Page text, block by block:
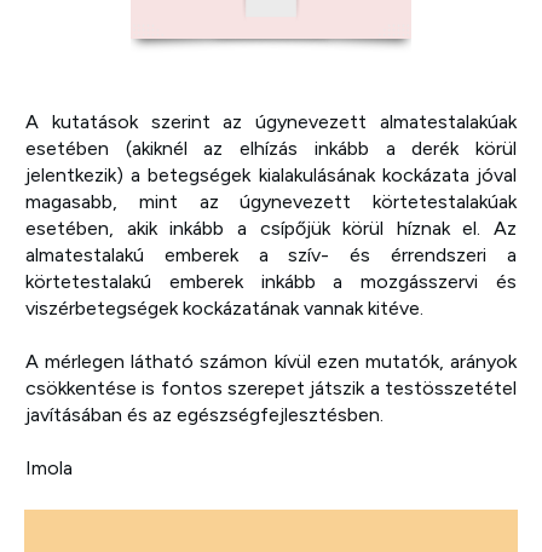
A kutatások szerint az úgynevezett almatestalakúak
esetében (akiknél az elhízás inkább a derék körül
jelentkezik) a betegségek kialakulásának kockázata jóval
magasabb, mint az úgynevezett körtetestalakúak
esetében, akik inkább a csípőjük körül híznak el. Az
almatestalakú emberek a szív- és érrendszeri a
körtetestalakú emberek inkább a mozgásszervi és
viszérbetegségek kockázatának vannak kitéve.
A mérlegen látható számon kívül ezen mutatók, arányok
csökkentése is fontos szerepet játszik a testösszetétel
javításában és az egészségfejlesztésben.
Imola